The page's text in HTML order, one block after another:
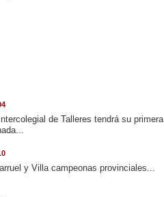
de Talleres tendrá su primera
y Villa campeonas provinciales...